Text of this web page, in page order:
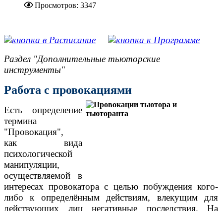
Просмотров: 3347
Раздел "Дополнительные тьюторские
инструменты"
Работа с провокациями
Есть определение
термина
"Провокация",
как вида
психологической
манипуляции,
осуществляемой в
интересах провокатора с целью побуждения кого-
либо к определённым действиям, влекущим для
действующих лиц негативные последствия. На